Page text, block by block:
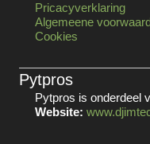
Pricacyverklaring
Algemeene
Cookies
Pytpros
Pytpros is onderdeel
Website: